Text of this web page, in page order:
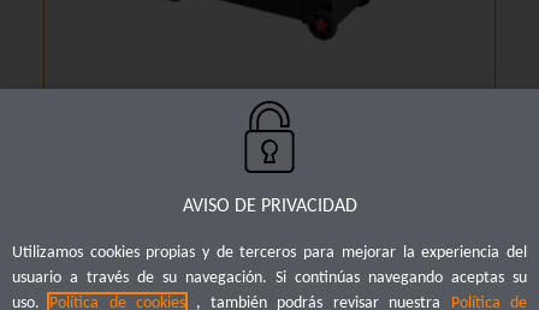
MÁQUINA SINFÍN GW5018 WA
© 2019 Plinares S.A.S – Todos los derechos reservados
AVISO DE PRIVACIDAD
Utilizamos cookies propias y de terceros para mejorar la experiencia del
usuario a través de su navegación. Si continúas navegando aceptas su
uso. Política de cookies , también podrás revisar nuestra Política de